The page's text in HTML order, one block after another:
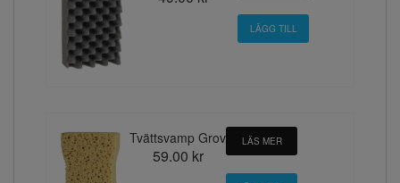
Tvättsvamp Grov
59.00 kr
LÄS MER